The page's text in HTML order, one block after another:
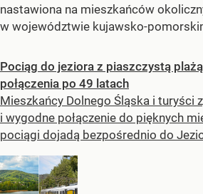
nastawiona na mieszkańców
w województwie kujawsko-
Pociąg do jeziora z piaszczystą
połączenia po 49 latach
Mieszkańcy Dolnego Śląska i turyści
i wygodne połączenie do pięknych
pociągi dojadą bezpośrednio do